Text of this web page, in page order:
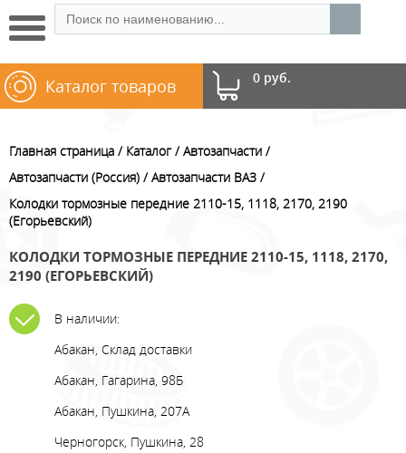
0 руб.
Каталог товаров
Главная страница Каталог
Автозапчасти
Автозапчасти (Россия)
Автозапчасти ВАЗ
Колодки тормозные передние 2110-15, 1118, 2170, 2190
(Егорьевский)
КОЛОДКИ ТОРМОЗНЫЕ ПЕРЕДНИЕ 2110-15, 1118, 2170,
2190 (ЕГОРЬЕВСКИЙ)
В наличии:
Абакан, Склад доставки
Абакан, Гагарина, 98Б
Абакан, Пушкина, 207А
Черногорск, Пушкина, 28